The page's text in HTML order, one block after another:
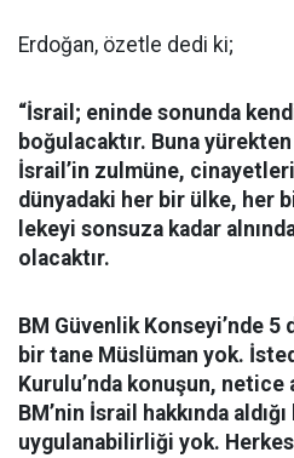
Erdoğan, özetle dedi ki;
“İsrail; eninde sonunda
boğulacaktır. Buna
İsrail’in zulmüne,
dünyadaki her bir ülke, her
lekeyi sonsuza kadar
olacaktır.
BM Güvenlik Konseyi’nde 5
bir tane Müslüman yok.
Kurulu’nda konuşun,
BM’nin İsrail hakkında
uygulanabilirliği yok. Herkes